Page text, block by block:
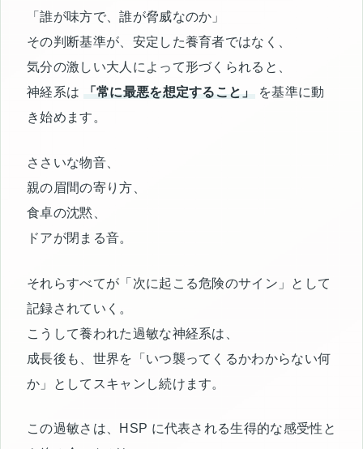
「誰が味方で、誰が脅威なのか」
その判断基準が、安定した養育者ではなく、
気分の激しい大人によって形づくられると、
神経系は
「常に最悪を想定すること」
を基準に動
き始めます。
ささいな物音、
親の眉間の寄り方、
食卓の沈黙、
ドアが閉まる音。
それらすべてが「次に起こる危険のサイン」として
記録されていく。
こうして養われた過敏な神経系は、
成長後も、世界を「いつ襲ってくるかわからない何
か」としてスキャンし続けます。
この過敏さは、HSP に代表される生得的な感受性と